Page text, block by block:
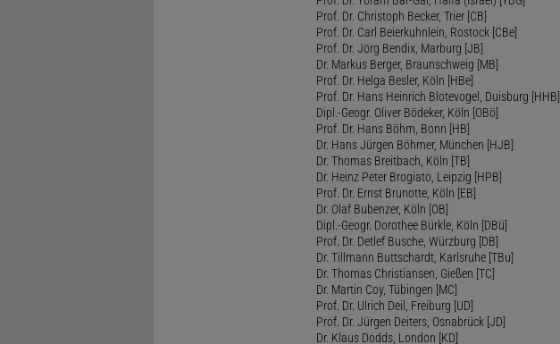
Prof. Dr. Christoph Becker, Trier [CB]
Prof. Dr. Carl Beierkuhnlein, Rostock [CBe]
Prof. Dr. Jörg Bendix, Marburg [JB]
Dr. Markus Berger, Braunschweig [MB]
Prof. Dr. Helga Besler, Köln [HBe]
Prof. Dr. Hans Heinrich Blotevogel, Duisburg [HHB]
Dipl.-Geogr. Oliver Bödeker, Köln [OBö]
Prof. Dr. Hans Böhm, Bonn [HB]
Dr. Hans Jürgen Böhmer, München [HJB]
Dr. Thomas Breitbach, Köln [TB]
Dr. Heinz Peter Brogiato, Leipzig [HPB]
Prof. Dr. Ernst Brunotte, Köln [EB]
Dr. Olaf Bubenzer, Köln [OB]
Dipl.-Geogr. Dorothee Bürkle, Köln [DBü]
Prof. Dr. Detlef Busche, Würzburg [DB]
Dr. Tillmann Buttschardt, Karlsruhe [TBu]
Dr. Thomas Christiansen, Gießen [TC]
Dr. Martin Coy, Tübingen [MC]
Prof. Dr. Ulrich Deil, Freiburg [UD]
Prof. Dr. Jürgen Deiters, Osnabrück [JD]
Dr. Klaus Dodds, London [KD]